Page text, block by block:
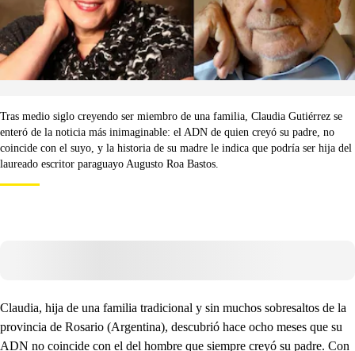
Tras medio siglo creyendo ser miembro de una familia, Claudia Gutiérrez se
enteró de la noticia más inimaginable: el ADN de quien creyó su padre, no
coincide con el suyo, y la historia de su madre le indica que podría ser hija del
laureado escritor paraguayo Augusto Roa Bastos.
Claudia, hija de una familia tradicional y sin muchos sobresaltos de la
provincia de Rosario (Argentina), descubrió hace ocho meses que su
ADN no coincide con el del hombre que siempre creyó su padre. Con